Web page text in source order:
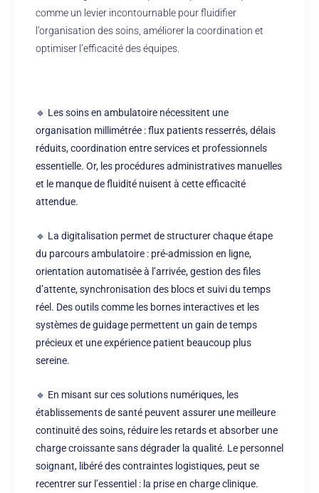
comme un levier incontournable pour fluidifier
l’organisation des soins, améliorer la coordination et
optimiser l’efficacité des équipes.​
🔹 Les soins en ambulatoire nécessitent une
organisation millimétrée : flux patients resserrés, délais
réduits, coordination entre services et professionnels
essentielle. Or, les procédures administratives manuelles
et le manque de fluidité nuisent à cette efficacité
attendue.
🔹 La digitalisation permet de structurer chaque étape
du parcours ambulatoire : pré-admission en ligne,
orientation automatisée à l’arrivée, gestion des files
d’attente, synchronisation des blocs et suivi du temps
réel. Des outils comme les bornes interactives et les
systèmes de guidage permettent un gain de temps
précieux et une expérience patient beaucoup plus
sereine.
🔹 En misant sur ces solutions numériques, les
établissements de santé peuvent assurer une meilleure
continuité des soins, réduire les retards et absorber une
charge croissante sans dégrader la qualité. Le personnel
soignant, libéré des contraintes logistiques, peut se
recentrer sur l’essentiel : la prise en charge clinique.